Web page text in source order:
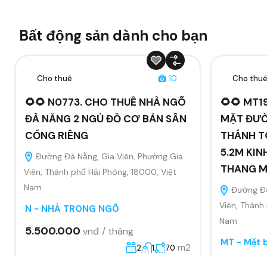
Bất động sản dành cho bạn
Cho thuê 10
🌻🌻 N0773. CHO THUÊ NHÀ NGÕ
ĐÀ NẴNG 2 NGỦ ĐỒ CƠ BẢN SÂN
CỔNG RIÊNG
Đường Đà Nẵng, Gia Viên, Phường Gia
Viên, Thành phố Hải Phòng, 18000, Việt
Nam
N - NHÀ TRONG NGÕ
5.500.000 vnđ / tháng
2 1 70 m2
Cho thuê
🌻🌻
MẶT
THÁNH
5.2M
THANG
Đường
Viên,
Nam
MT - Mặt